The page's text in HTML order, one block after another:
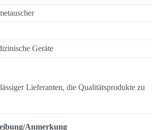
Geräte
Lieferanten, die Qualitätsprodukte zu
Anmerkung